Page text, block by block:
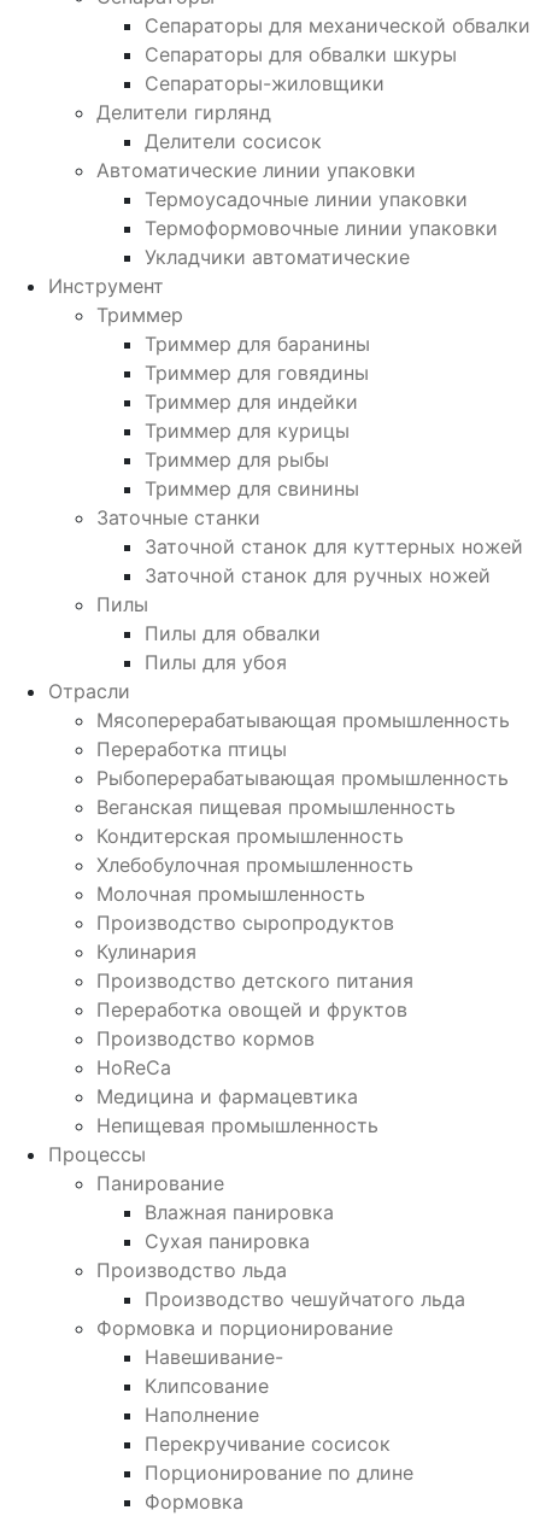
Сепараторы для механической обвалки
Сепараторы для обвалки шкуры
Сепараторы-жиловщики
Делители гирлянд
Делители сосисок
Автоматические линии упаковки
Термоусадочные линии упаковки
Термоформовочные линии упаковки
Укладчики автоматические
Инструмент
Триммер
Триммер для баранины
Триммер для говядины
Триммер для индейки
Триммер для курицы
Триммер для рыбы
Триммер для свинины
Заточные станки
Заточной станок для куттерных ножей
Заточной станок для ручных ножей
Пилы
Пилы для обвалки
Пилы для убоя
Отрасли
Мясоперерабатывающая промышленность
Переработка птицы
Рыбоперерабатывающая промышленность
Веганская пищевая промышленность
Кондитерская промышленность
Хлебобулочная промышленность
Молочная промышленность
Производство сыропродуктов
Кулинария
Производство детского питания
Переработка овощей и фруктов
Производство кормов
HoReCa
Медицина и фармацевтика
Непищевая промышленность
Процессы
Панирование
Влажная панировка
Сухая панировка
Производство льда
Производство чешуйчатого льда
Формовка и порционирование
Навешивание-
Клипсование
Наполнение
Перекручивание сосисок
Порционирование по длине
Формовка